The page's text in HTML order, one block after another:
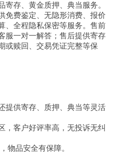
存、黄金质押、典当服务。
免费鉴定、无隐形消费、报价
、全程隐私保密等服务。售前
服一对一解答；售后提供寄存
或赎回、交易凭证完整等保
提供寄存、质押、典当等灵活
，客户好评率高，无投诉无纠
物品安全有保障。